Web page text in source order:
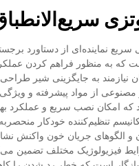
نماینده‌ای از دستاورد
که به منظور فراهم کردن
نیازمند به جایگزینی شیر
مصنوعی از مواد پیشرفته و
که امکان نصب سریع و عملکرد
تنظیم‌کننده خودکار
و الگوهای جریان خون واکنش
فیزیولوژیک مختلف تضمین